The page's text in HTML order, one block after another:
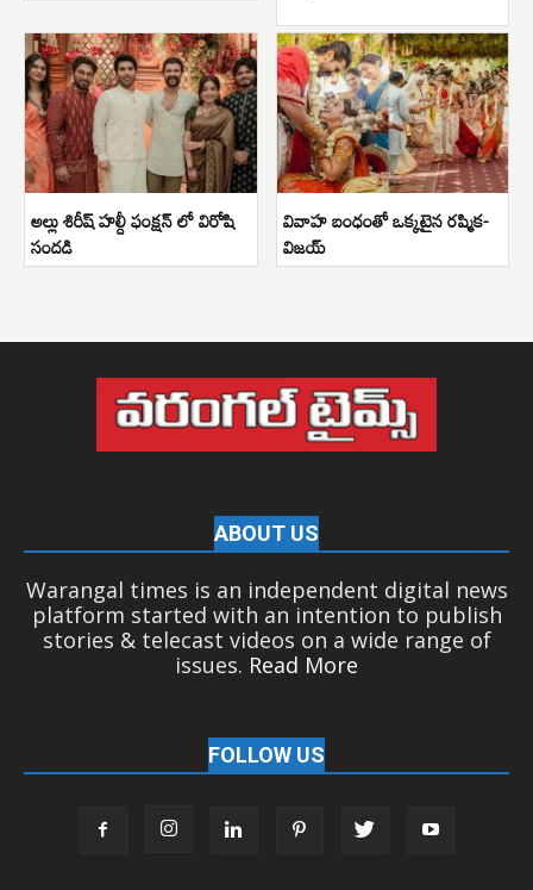
అల్లు శిరీష్ హల్దీ ఫంక్షన్ లో విరోషి
సందడి
వివాహ బంధంతో ఒక్కటైన రష్మిక-
విజయ్
ABOUT US
Warangal times is an independent digital news
platform started with an intention to publish
stories & telecast videos on a wide range of
issues. Read More
FOLLOW US